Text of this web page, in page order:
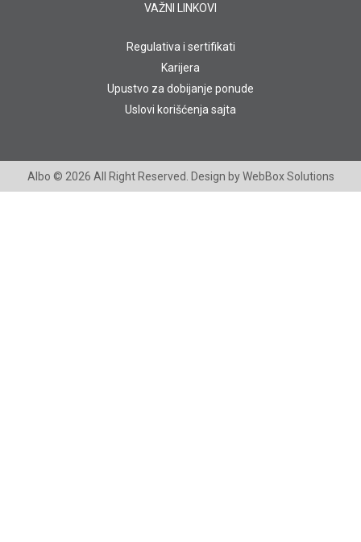
VAŽNI LINKOVI
Regulativa i sertifikati
Karijera
Upustvo za dobijanje ponude
Uslovi korišćenja sajta
Albo © 2026 All Right Reserved. Design byWebBox Solutions